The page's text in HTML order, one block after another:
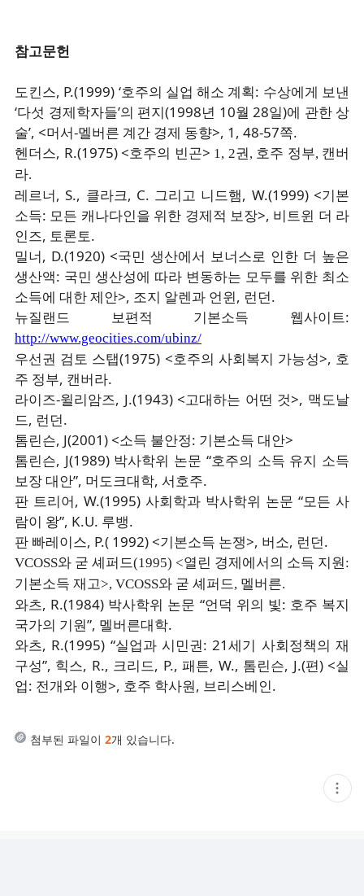
참고문헌
도킨스, P.(1999) ‘호주의 실업 해소 계획: 수상에게 보낸
‘다섯 경제학자들’의 편지(1998년 10월 28일)에 관한 상
술’, <머서-멜버른 계간 경제 동향>, 1, 48-57쪽.
헨더스, R.(1975) <호주의 빈곤> 1, 2권,호주 정부, 캔버
라.
레르너, S., 클라크, C. 그리고 니드햄, W.(1999) <기본
소득: 모든 캐나다인을 위한 경제적 보장>, 비트윈 더 라
인즈, 토론토.
밀너, D.(1920) <국민 생산에서 보너스로 인한 더 높은
생산액: 국민 생산성에 따라 변동하는 모두를 위한 최소
소득에 대한 제안>, 조지 알렌과 언윈, 런던.
뉴질랜드 보편적 기본소득 웹사이트:
http://www.geocities.com/ubinz/
우선권 검토 스탭(1975) <호주의 사회복지 가능성>, 호
주 정부, 캔버라.
라이즈-윌리암즈, J.(1943) <고대하는 어떤 것>, 맥도날
드, 런던.
톰린슨, J(2001) <소득 불안정: 기본소득 대안>
톰린슨, J(1989) 박사학위 논문 “호주의 소득 유지 소득
보장 대안”, 머도크대학, 서호주.
판 트리어, W.(1995) 사회학과 박사학위 논문 “모든 사
람이 왕”, K.U. 루뱅.
판 빠레이스, P.( 1992) <기본소득 논쟁>, 버소, 런던.
VCOSS와 굳 셰퍼드(1995) <열린 경제에서의 소득 지원:
기본소득 재고>, VCOSS와 굳 셰퍼드, 멜버른.
와츠, R.(1984) 박사학위 논문 “언덕 위의 빛: 호주 복지
국가의 기원”, 멜버른대학.
와츠, R.(1995) “실업과 시민권: 21세기 사회정책의 재
구성”, 힉스, R., 크리드, P., 패튼, W., 톰린슨, J.(편) <실
업: 전개와 이행>, 호주 학사원, 브리스베인.
첨부된 파일이 2개 있습니다.
현
재